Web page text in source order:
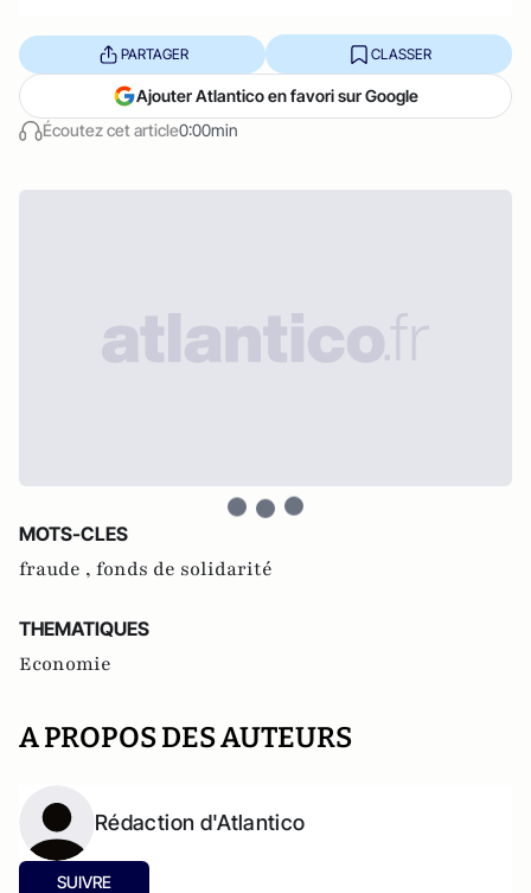
Écoutez cet article0:00min
PARTAGER CLASSER
Ajouter Atlantico en favori sur Google
MOTS-CLES
fraude , fonds de solidarité
THEMATIQUES
Economie
A PROPOS DES AUTEURS
Rédaction d'Atlantico
SUIVRE